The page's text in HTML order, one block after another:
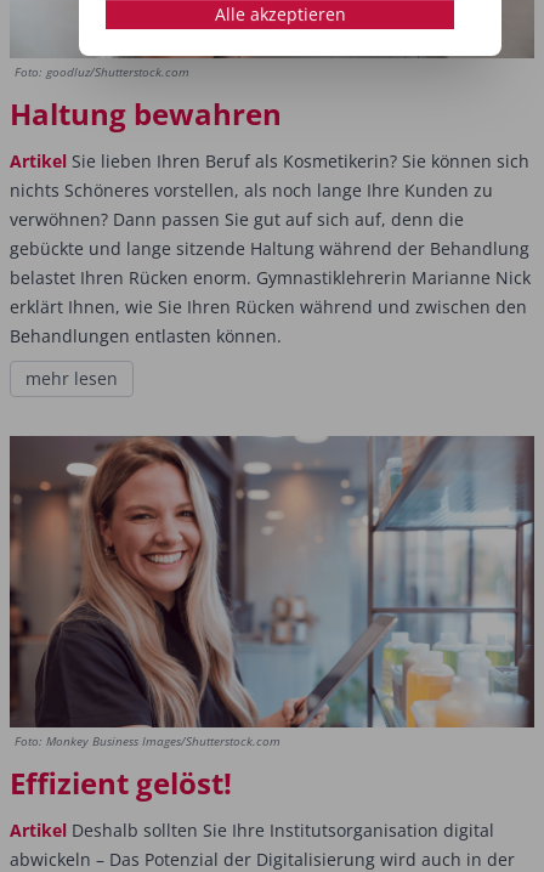
Foto: goodluz/Shutterstock.com
Haltung bewahren
Artikel Sie lieben Ihren Beruf als Kosmetikerin? Sie können sich
nichts Schöneres vorstellen, als noch lange Ihre Kunden zu
verwöhnen? Dann passen Sie gut auf sich auf, denn die
gebückte und lange sitzende Haltung während der Behandlung
belastet Ihren Rücken enorm. Gymnastiklehrerin Marianne Nick
erklärt Ihnen, wie Sie Ihren Rücken während und zwischen den
Behandlungen entlasten können.
mehr lesen
Foto: Monkey Business Images/Shutterstock.com
Effizient gelöst!
Artikel Deshalb sollten Sie Ihre Institutsorganisation digital
abwickeln – Das Potenzial der Digitalisierung wird auch in der
Alle akzeptieren